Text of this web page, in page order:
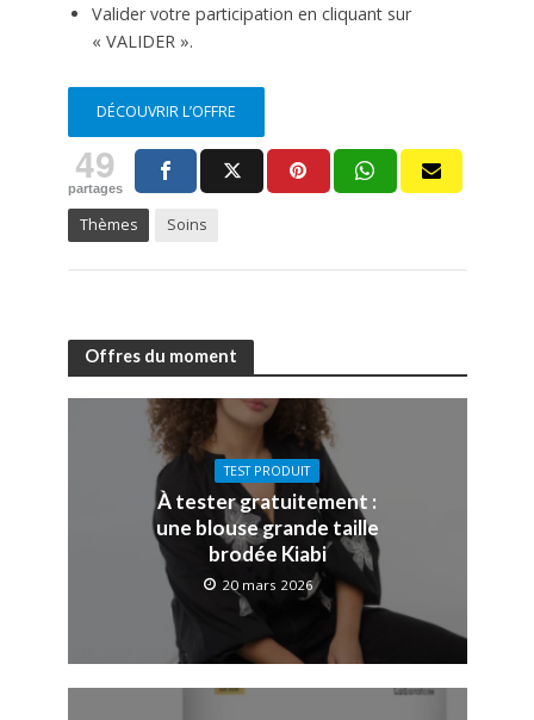
Valider votre participation en cliquant sur
« VALIDER ».
DÉCOUVRIR L’OFFRE
49
partages
Thèmes Soins
Offres du moment
TEST PRODUIT
À tester gratuitement :
une blouse grande taille
brodée Kiabi
20 mars 2026